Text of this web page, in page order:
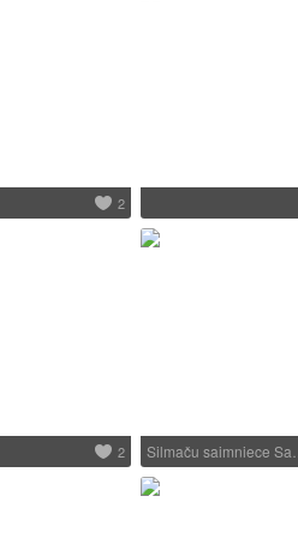
2
2 Silmaču saimniece Sa…